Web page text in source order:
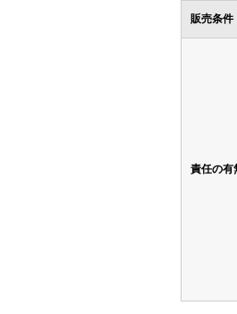
販売条件
責任の有